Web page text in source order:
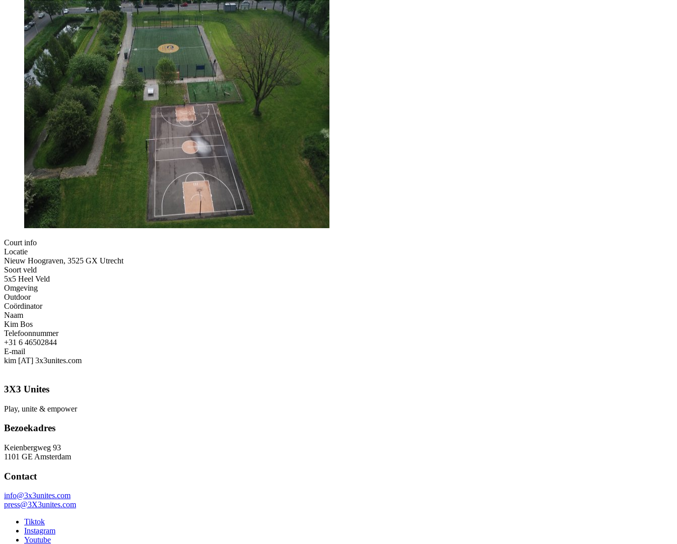
Court info
Locatie
Nieuw Hoograven, 3525 GX Utrecht
Soort veld
5x5 Heel Veld
Omgeving
Outdoor
Coördinator
Naam
Kim Bos
Telefoonnummer
+31 6 46502844
E-mail
kim [AT] 3x3unites.com
3X3 Unites
Play, unite & empower
Bezoekadres
Keienbergweg 93
1101 GE Amsterdam
Contact
info@3x3unites.com
press@3X3unites.com
Tiktok
Instagram
Youtube